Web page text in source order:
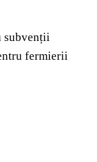
subvenții
fermierii